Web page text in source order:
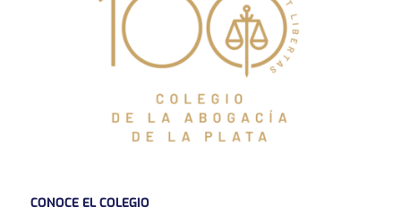
CONOCE EL COLEGIO